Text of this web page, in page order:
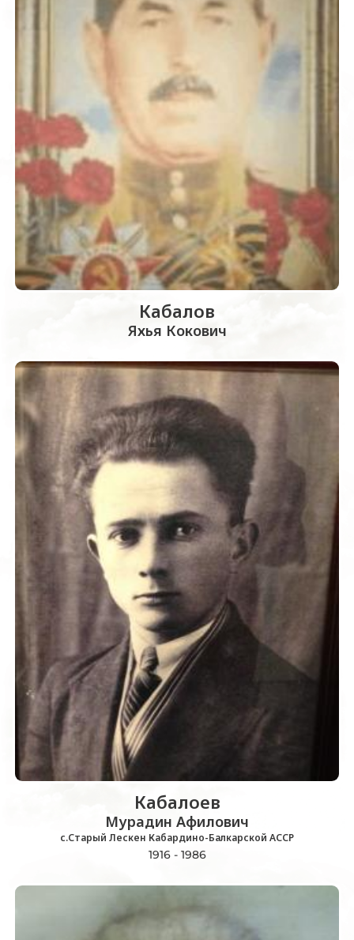
Кабалов
Яхья Кокович
Кабалоев
Мурадин Афилович
с.Старый Лескен Кабардино-Балкарской АССР
1916 - 1986